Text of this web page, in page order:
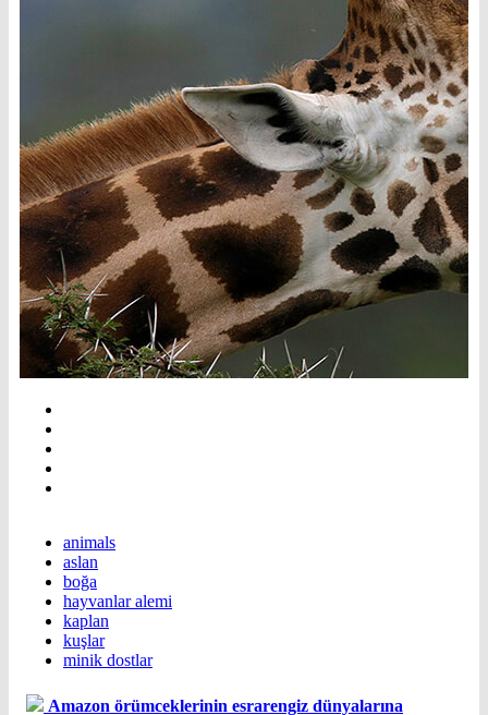
animals
aslan
boğa
hayvanlar alemi
kaplan
kuşlar
minik dostlar
Amazon örümceklerinin esrarengiz dünyalarına